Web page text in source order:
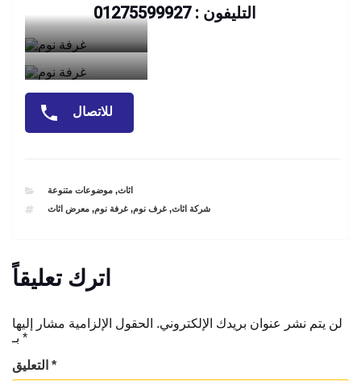
التليفون : 01275599927
للاتصال
CATEGORIES اثاث,موضوعات متنوعة
TAGS
شركة اثاث,غرف نوم,غرفة نوم,معرض اثاث
اترك تعليقاً
لن يتم نشر عنوان بريدك الإلكتروني. الحقول الإلزامية مشار إليها
*
*